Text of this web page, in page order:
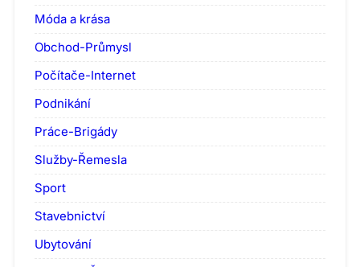
Móda a krása
Obchod-Průmysl
Počítače-Internet
Podnikání
Práce-Brigády
Služby-Řemesla
Sport
Stavebnictví
Ubytování